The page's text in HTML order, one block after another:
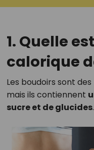
1. Quelle
calorique
Les boudoirs sont
mais ils contiennent
sucre et de glucides.